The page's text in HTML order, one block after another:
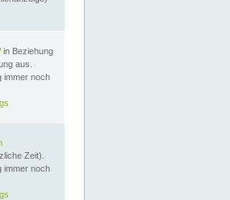
in Beziehung
aus.
immer noch
Zeit).
immer noch